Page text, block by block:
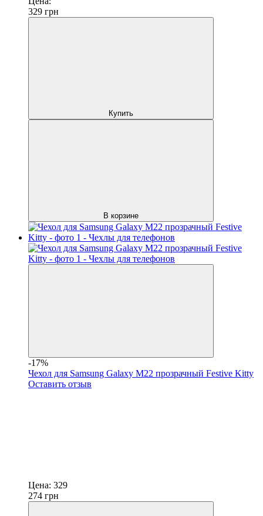
329 грн
Купить
В корзине
-17%
Чехол для Samsung Galaxy M22 прозрачный Festive Kitty
Оставить отзыв
Цена: 329
274 грн